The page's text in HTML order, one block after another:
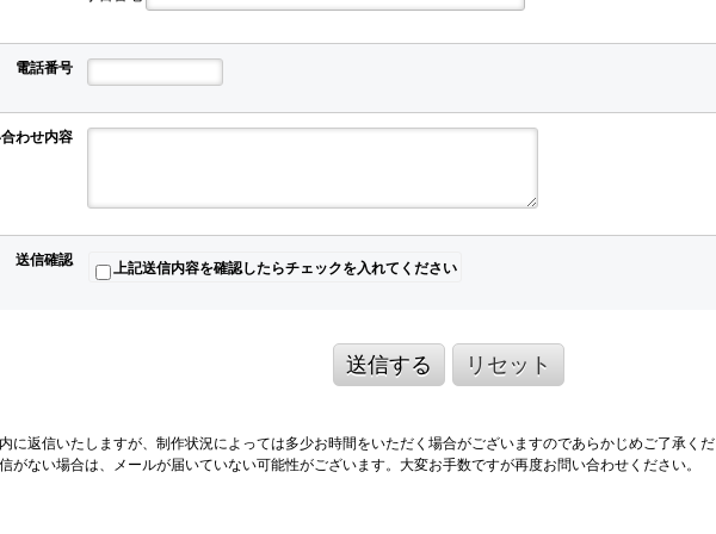
電話番号
わせ内容
送信確認 上記送信内容を確認したらチェックを入れてください
送信する リセット
に返信いたしますが、制作状況によっては多少お時間をいただく場合がございますのであらかじめご了承く
がない場合は、メールが届いていない可能性がございます。大変お手数ですが再度お問い合わせください。